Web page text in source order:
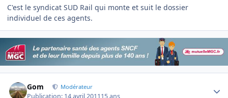
C'est le syndicat SUD Rail qui monte et suit le dossier
individuel de ces agents.
Gom Modérateur
Publication: 14 avril 201115 ans